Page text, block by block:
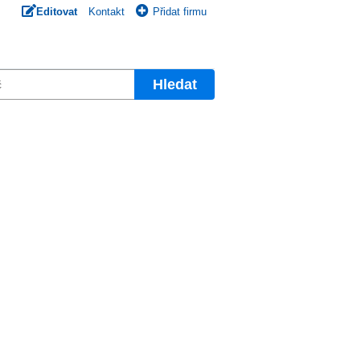
Editovat Kontakt Přidat firmu
Hledat